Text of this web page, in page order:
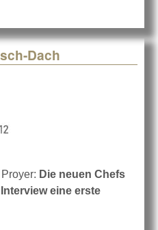
Dach
Die neuen Chefs
eine erste